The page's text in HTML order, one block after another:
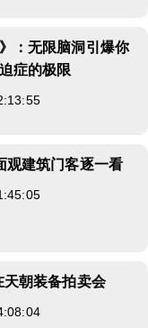
：无限脑洞引爆你
症的极限
观建筑门客逐一看
天朝装备拍卖会